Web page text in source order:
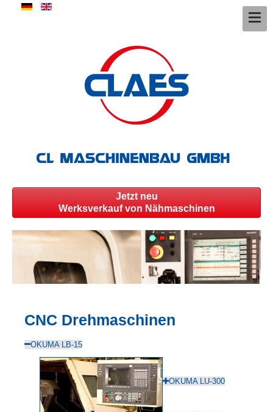
Jetzt neu
Werksverkauf von Nähmaschinen
CNC Drehmaschinen
OKUMA LB-15
OKUMA LU-300